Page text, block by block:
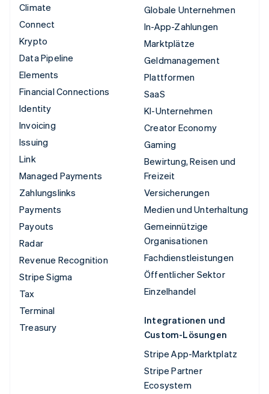
Climate
Connect
Krypto
Data Pipeline
Elements
Financial Connections
Identity
Invoicing
Issuing
Link
Managed Payments
Zahlungslinks
Payments
Payouts
Radar
Revenue Recognition
Stripe Sigma
Tax
Terminal
Treasury
Globale Unternehmen
In-App-Zahlungen
Marktplätze
Geldmanagement
Plattformen
SaaS
KI-Unternehmen
Creator Economy
Gaming
Bewirtung, Reisen und
Freizeit
Versicherungen
Medien und Unterhaltung
Gemeinnützige
Organisationen
Fachdienstleistungen
Öffentlicher Sektor
Einzelhandel
Integrationen und
Custom-Lösungen
Stripe App-Marktplatz
Stripe Partner
Ecosystem